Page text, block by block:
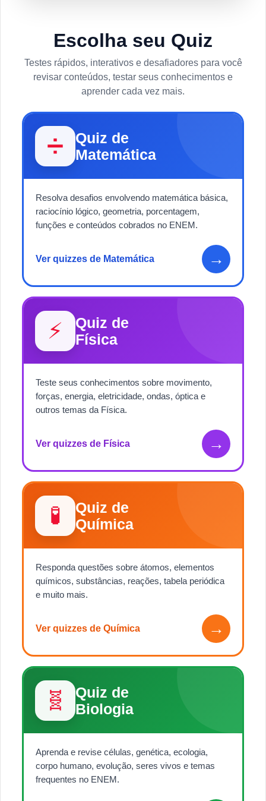
Escolha seu Quiz
Testes rápidos, interativos e desafiadores para você
revisar conteúdos, testar seus conhecimentos e
aprender cada vez mais.
➗
Quiz de
Matemática
Resolva desafios envolvendo matemática básica,
raciocínio lógico, geometria, porcentagem,
funções e conteúdos cobrados no ENEM.
Ver quizzes de Matemática →
⚡
Quiz de
Física
Teste seus conhecimentos sobre movimento,
forças, energia, eletricidade, ondas, óptica e
outros temas da Física.
Ver quizzes de Física →
🧪
Quiz de
Química
Responda questões sobre átomos, elementos
químicos, substâncias, reações, tabela periódica
e muito mais.
Ver quizzes de Química →
🧬
Quiz de
Biologia
Aprenda e revise células, genética, ecologia,
corpo humano, evolução, seres vivos e temas
frequentes no ENEM.